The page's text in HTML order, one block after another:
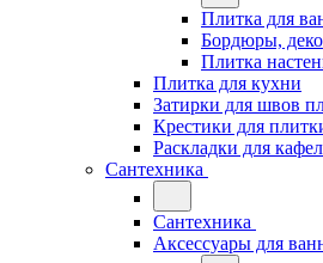
Плитка для
Бордюры,
Плитка
Плитка для кухни
Затирки для швов
Крестики для
Раскладки для
Сантехника
Сантехника
Аксессуары для